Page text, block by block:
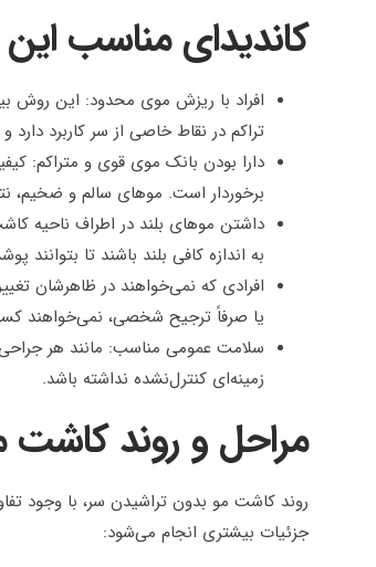
کاندیدای مناسب
افراد با ریزش موی محدود: این روش
تراکم در نقاط خاصی از سر کاربرد
دارا بودن بانک موی قوی و متراکم:
برخوردار است. موهای سالم و ضخیم،
داشتن موهای بلند در اطراف ناحیه
به اندازه کافی بلند باشند تا بتوانند
افرادی که نمی‌خواهند در ظاهرشان
یا صرفاً ترجیح شخصی، نمی‌خواهند
سلامت عمومی مناسب: مانند هر جراحی
زمینه‌ای کنترل‌نشده نداشته باشد.
مراحل و روند کاشت
جزئیات بیشتری انجام می‌شود: